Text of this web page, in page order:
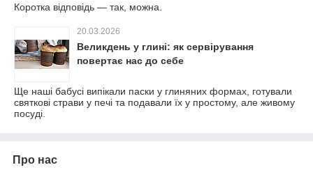
Коротка відповідь — так, можна.
20.03.2026
Великдень у глині: як сервірування
повертає нас до себе
Ще наші бабусі випікали паски у глиняних формах, готували
святкові страви у печі та подавали їх у простому, але живому
посуді.
Про нас